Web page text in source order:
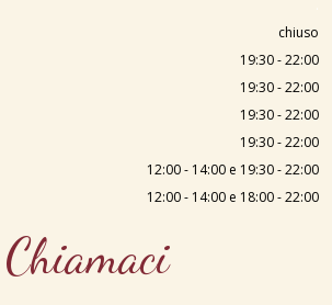
chiuso
19:30 - 22:00
19:30 - 22:00
19:30 - 22:00
19:30 - 22:00
12:00 - 14:00 e 19:30 - 22:00
12:00 - 14:00 e 18:00 - 22:00
Chiamaci